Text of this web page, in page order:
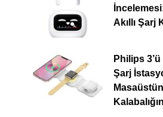
Akıllı Şarj
Philips
Şarj